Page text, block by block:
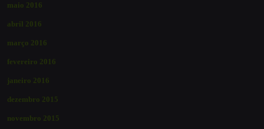
maio 2016
abril 2016
março 2016
fevereiro 2016
janeiro 2016
dezembro 2015
novembro 2015